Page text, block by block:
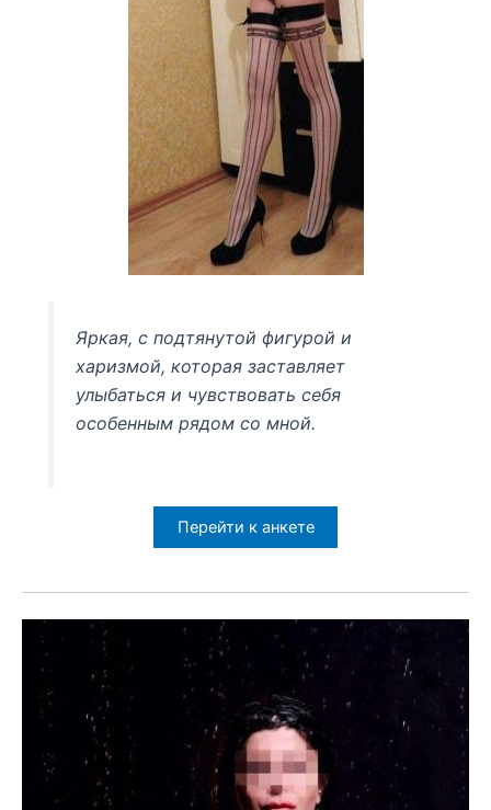
Яркая, с подтянутой фигурой и
харизмой, которая заставляет
улыбаться и чувствовать себя
особенным рядом со мной.
Перейти к анкете